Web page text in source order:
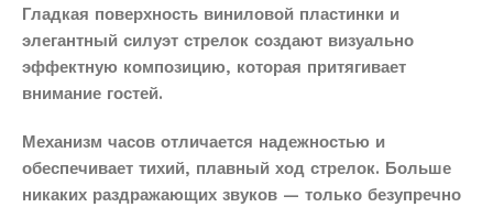
Гладкая поверхность виниловой пластинки и
элегантный силуэт стрелок создают визуально
эффектную композицию, которая притягивает
внимание гостей.
Механизм часов отличается надежностью и
обеспечивает тихий, плавный ход стрелок. Больше
никаких раздражающих звуков — только безупречно